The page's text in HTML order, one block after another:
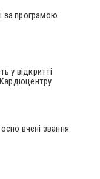
за програмою
у відкритті
вчені звання